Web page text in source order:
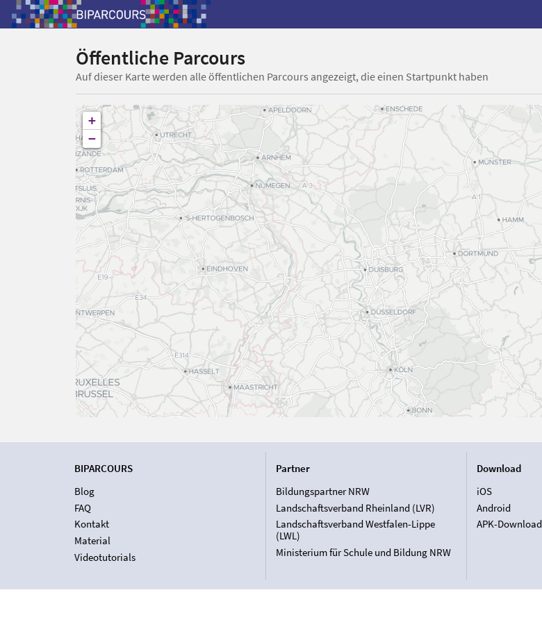
Öffentliche Parcours
Auf dieser Karte werden alle öffentlichen Parcours angezeigt, die einen Startpunkt haben
+
−
BIPARCOURS
Blog
FAQ
Kontakt
Material
Videotutorials
Partner
Bildungspartner NRW
Landschaftsverband Rheinland (LVR)
Landschaftsverband Westfalen-Lippe
(LWL)
Ministerium für Schule und Bildung NRW
Download
iOS
Android
APK-Download